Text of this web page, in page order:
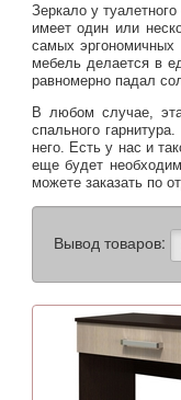
Зеркало у
имеет один или
самых
мебель делается в
равномерно падал
В любом случае,
спального
него. Есть у нас и
еще будет
можете заказать по
Вывод товаров: